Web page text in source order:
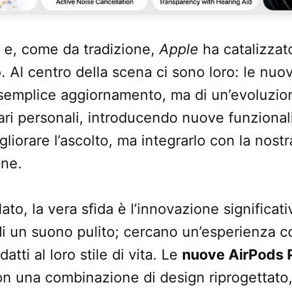
e, come da tradizione,Apple ha
Al centro della scena ci sono loro: le
aggiornamento, ma di
personali, introducendo nuove
l’ascolto, ma integrarlo con la
la vera sfida è l’innovazione
un suono pulito; cercano un’esperienza
al loro stile di vita. Le nuove AirPods
una combinazione di design